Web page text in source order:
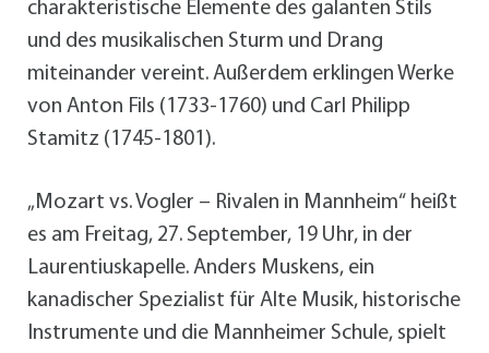
charakteristische Elemente des galanten Stils
und des musikalischen Sturm und Drang
miteinander vereint. Außerdem erklingen Werke
von Anton Fils (1733-1760) und Carl Philipp
Stamitz (1745-1801).
„Mozart vs. Vogler – Rivalen in Mannheim“ heißt
es am Freitag, 27. September, 19 Uhr, in der
Laurentiuskapelle. Anders Muskens, ein
kanadischer Spezialist für Alte Musik, historische
Instrumente und die Mannheimer Schule, spielt